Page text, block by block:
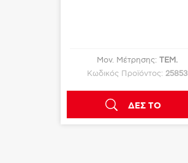
Μον. Μέτρησης: ΤΕΜ.
Κωδικός Προϊόντος: 25853
ΔΕΣ ΤΟ